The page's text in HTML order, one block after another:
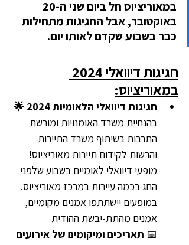
באוקטובר, אבל החגיגות מתחילות
כבר בשבוע שקדם לאותו יום.
במאוריציוס:
חגיגות דיוואלי הלאומיות 2024 🌟
בהנחיית משרד האומנויות ומורשת
התרבות בשיתוף משרד התיירות
והרשות לקידום תיירות מאוריציוס!
מופעי דיוואלי לאומיים בשבוע שלפני
החג בכמה עיירות במרכז מאוריציוס.
במופעים יישתתפו אמנים מקומיים,
אמנים מהתת-יבשת ההודית
📅 תאריכים ומיקומים של אירועים